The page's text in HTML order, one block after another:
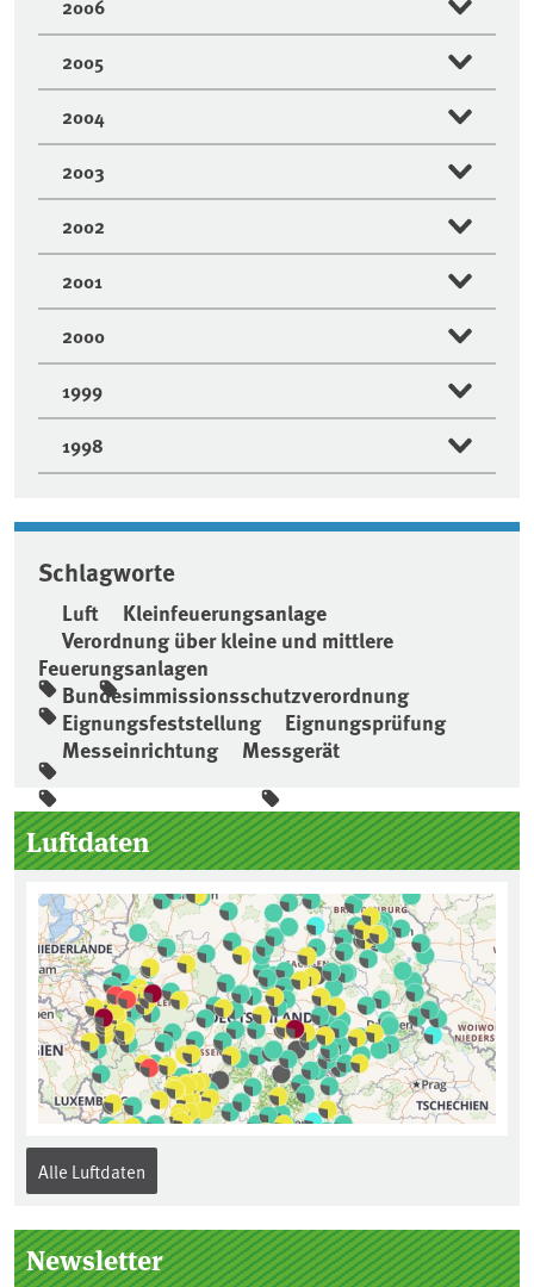
2006
2005
2004
2003
2002
2001
2000
1999
1998
Schlagworte
Luft
Kleinfeuerungsanlage
Verordnung über kleine und mittlere
Feuerungsanlagen
Bundesimmissionsschutzverordnung
Eignungsfeststellung
Eignungsprüfung
Messeinrichtung
Messgerät
Seitenleiste
Luftdaten
Alle Luftdaten
Newsletter